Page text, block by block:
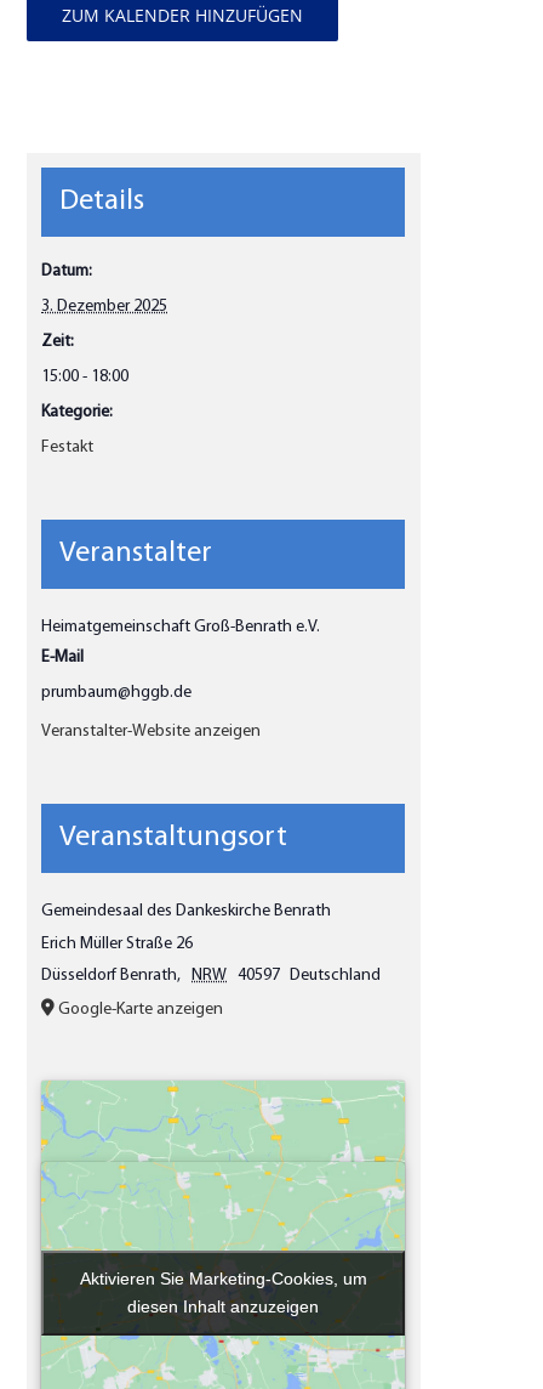
ZUM KALENDER HINZUFÜGEN
Details
Datum:
3. Dezember 2025
Zeit:
15:00 - 18:00
Kategorie:
Festakt
Veranstalter
Heimatgemeinschaft Groß-Benrath e.V.
E-Mail
prumbaum@hggb.de
Veranstalter-Website anzeigen
Veranstaltungsort
Gemeindesaal des Dankeskirche Benrath
Erich Müller Straße 26
Düsseldorf Benrath, NRW 40597 Deutschland
Google-Karte anzeigen
Aktivieren Sie Marketing-Cookies, um
diesen Inhalt anzuzeigen
Aktivieren Sie Marketing-Cookies, um
diesen Inhalt anzuzeigen